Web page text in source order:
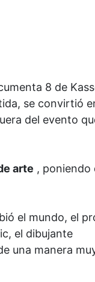
8 de
se convirtió
del evento
arte , poniendo
el mundo, el
el dibujante
una manera